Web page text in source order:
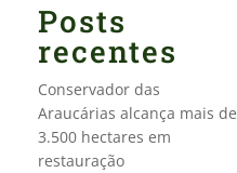
Posts
recentes
Conservador das
Araucárias alcança mais de
3.500 hectares em
restauração